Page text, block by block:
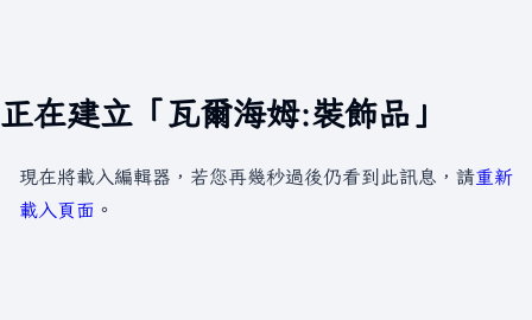
正在建立「瓦爾海姆:裝飾品」
現在將載入編輯器，若您再幾秒過後仍看到此訊息，請重新
載入頁面 。